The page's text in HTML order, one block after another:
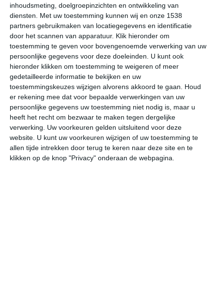
inhoudsmeting, doelgroepinzichten en ontwikkeling van
diensten. Met uw toestemming kunnen wij en onze 1538
partners gebruikmaken van locatiegegevens en identificatie
door het scannen van apparatuur. Klik hieronder om
toestemming te geven voor bovengenoemde verwerking van uw
persoonlijke gegevens voor deze doeleinden. U kunt ook
hieronder klikken om toestemming te weigeren of meer
gedetailleerde informatie te bekijken en uw
toestemmingskeuzes wijzigen alvorens akkoord te gaan. Houd
er rekening mee dat voor bepaalde verwerkingen van uw
persoonlijke gegevens uw toestemming niet nodig is, maar u
heeft het recht om bezwaar te maken tegen dergelijke
verwerking. Uw voorkeuren gelden uitsluitend voor deze
website. U kunt uw voorkeuren wijzigen of uw toestemming te
allen tijde intrekken door terug te keren naar deze site en te
klikken op de knop "Privacy" onderaan de webpagina.
do
34° 26°
vr
33° 26°
za
32° 25°
zo
33° 25° 33°
26°C 26°C 28°C
02:00 05:00 08:00 11:00 14:00
02:00 05:00 08:00 11:00 14:00